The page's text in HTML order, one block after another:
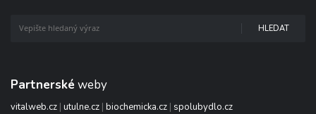
HLEDAT
Partnerské weby
vitalweb.cz | utulne.cz | biochemicka.cz | spolubydlo.cz